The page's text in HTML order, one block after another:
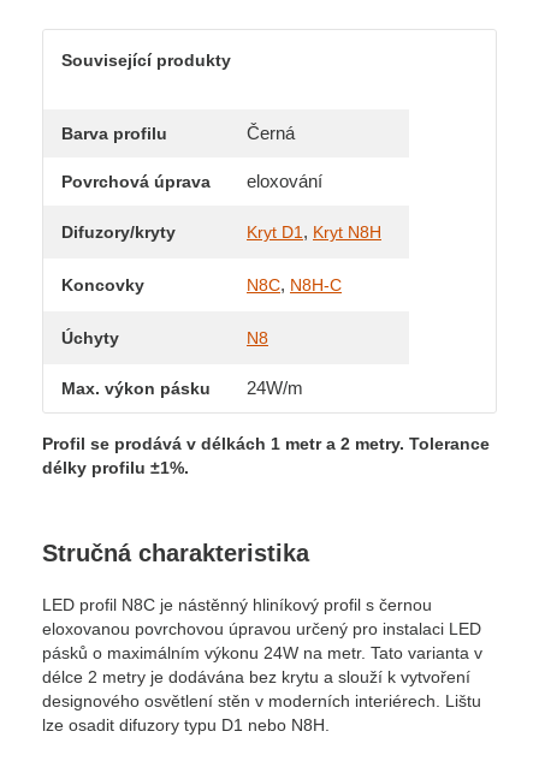
Související produkty
Barva profilu Černá
Povrchová úprava eloxování
Difuzory/kryty Kryt D1 , Kryt N8H
Koncovky N8C, N8H-C
Úchyty N8
Max. výkon pásku 24W/m
Profil se prodává v délkách 1 metr a 2 metry. Tolerance
délky profilu ±1%.
Stručná charakteristika
LED profil N8C je nástěnný hliníkový profil s černou
eloxovanou povrchovou úpravou určený pro instalaci LED
pásků o maximálním výkonu 24W na metr. Tato varianta v
délce 2 metry je dodávána bez krytu a slouží k vytvoření
designového osvětlení stěn v moderních interiérech. Lištu
lze osadit difuzory typu D1 nebo N8H.